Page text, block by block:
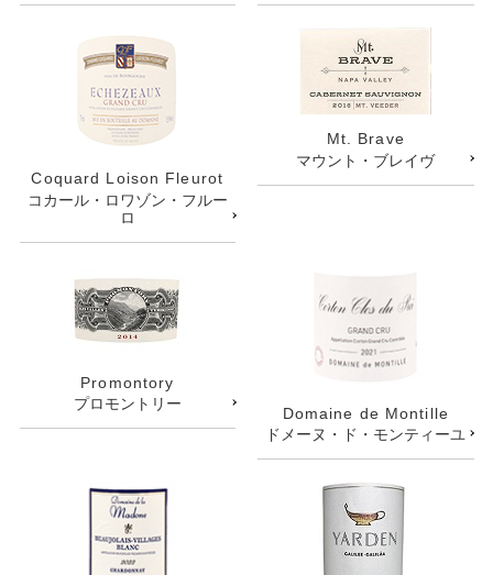
Coquard Loison Fleurot
コカール・ロワゾン・フルー
ロ
Mt. Brave
マウント・ブレイヴ
Promontory
プロモントリー
Domaine de Montille
ドメーヌ・ド・モンティーユ